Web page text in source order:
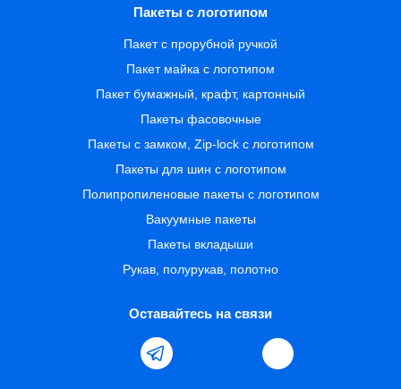
Пакеты с логотипом
Пакет с прорубной ручкой
Пакет майка с логотипом
Пакет бумажный, крафт, картонный
Пакеты фасовочные
Пакеты с замком, Zip-lock с логотипом
Пакеты для шин с логотипом
Полипропиленовые пакеты с логотипом
Вакуумные пакеты
Пакеты вкладыши
Рукав, полурукав, полотно
Оставайтесь на связи